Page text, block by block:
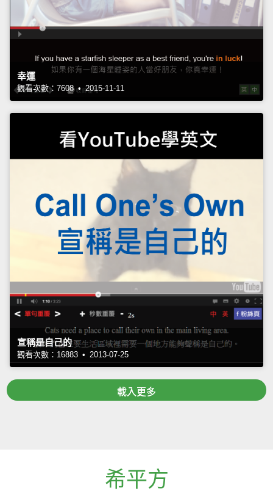
幸運
觀看次數：7608 • 2015-11-11
宣稱是自己的
觀看次數：16883 • 2013-07-25
載入更多
希平方